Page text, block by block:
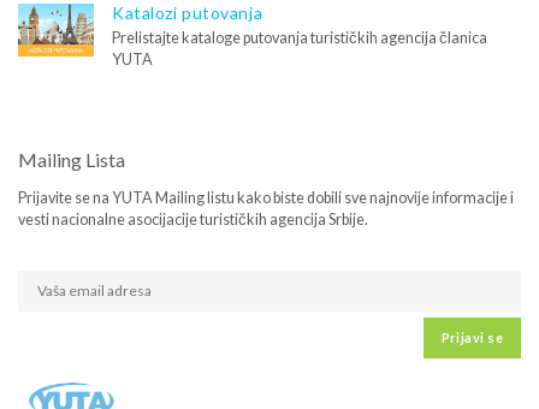
Katalozi putovanja
Prelistajte kataloge putovanja turističkih agencija članica
YUTA
Mailing Lista
Prijavite se na YUTA Mailing listu kako biste dobili sve najnovije informacije i
vesti nacionalne asocijacije turističkih agencija Srbije.
Prijavi se